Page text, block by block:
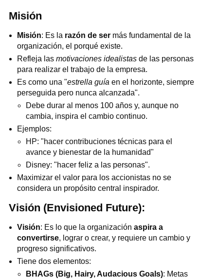
Misión
Misión: Es la razón de ser más fundamental de la
organización, el porqué existe.
Refleja lasmotivaciones idealistas de las personas
para realizar el trabajo de la empresa.
Es como una "estrella guía en el horizonte, siempre
perseguida pero nunca alcanzada".
Debe durar al menos 100 años y, aunque no
cambia, inspira el cambio continuo.
Ejemplos:
HP: "hacer contribuciones técnicas para el
avance y bienestar de la humanidad"
Disney: "hacer feliz a las personas".
Maximizar el valor para los accionistas no se
considera un propósito central inspirador.
Visión (Envisioned Future):
Visión: Es lo que la organizaciónaspira a
convertirse, lograr o crear, y requiere un cambio y
progreso significativos.
Tiene dos elementos:
BHAGs (Big, Hairy, Audacious Goals): Metas